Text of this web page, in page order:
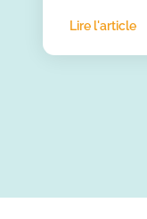
Lire l'article